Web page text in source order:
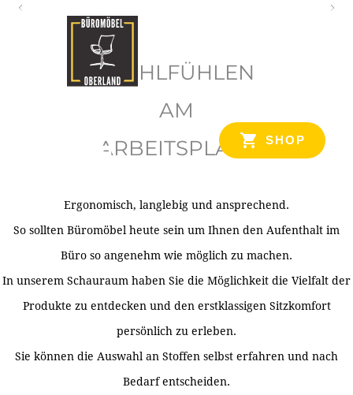
SHOP
WOHLFÜHLEN
AM
ARBEITSPLATZ
Ergonomisch, langlebig und ansprechend.
So sollten Büromöbel heute sein um Ihnen den Aufenthalt im
Büro so angenehm wie möglich zu machen.
In unserem Schauraum haben Sie die Möglichkeit die Vielfalt der
Produkte zu entdecken und den erstklassigen Sitzkomfort
persönlich zu erleben.
Sie können die Auswahl an Stoffen selbst erfahren und nach
Bedarf entscheiden.